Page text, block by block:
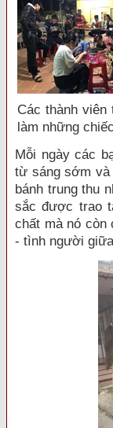
Các thành viên
làm những
Mỗi ngày các
từ sáng sớm và
bánh trung thu
sắc được trao
chất mà nó còn
- tình người